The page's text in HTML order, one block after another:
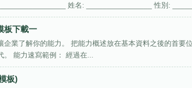
姓名: ________________ 性別:
板下載一
企業了解你的能力。 把能力概述放在基本資料之後的首要
能力速寫範例： 經過在...
板)